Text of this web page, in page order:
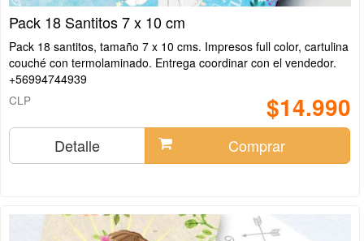
Pack 18 Santitos 7 x 10 cm
Pack 18 santitos, tamaño 7 x 10 cms. Impresos full color, cartulina
couché con termolaminado. Entrega coordinar con el vendedor.
+56994744939
$14.990
CLP
Detalle Comprar